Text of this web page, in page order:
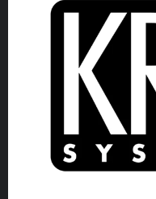
NYHETER
OSS
KONTAKT